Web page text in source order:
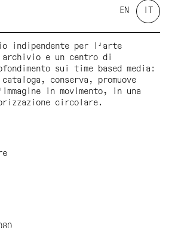
EN
indipendente per l'arte
archivio e un centro di
sui time based media:
conserva, promuove
in movimento, in una
circolare.